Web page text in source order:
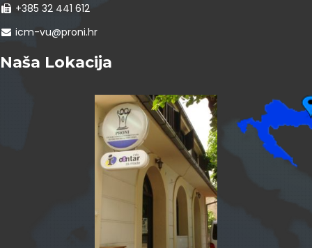
+385 32 441 612
icm-vu@proni.hr
Naša Lokacija